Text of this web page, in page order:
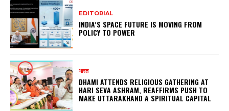
EDITORIAL
INDIA’S SPACE FUTURE IS MOVING FROM
POLICY TO POWER
भारत
DHAMI ATTENDS RELIGIOUS GATHERING AT
HARI SEVA ASHRAM, REAFFIRMS PUSH TO
MAKE UTTARAKHAND A SPIRITUAL CAPITAL